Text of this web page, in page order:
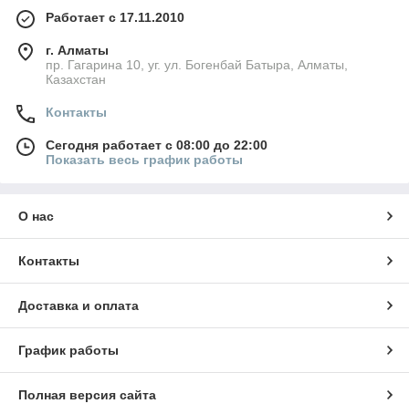
Работает с 17.11.2010
г. Алматы
пр. Гагарина 10, уг. ул. Богенбай Батыра, Алматы,
Казахстан
Контакты
Сегодня работает с 08:00 до 22:00
Показать весь график работы
О нас
Контакты
Доставка и оплата
График работы
Полная версия сайта